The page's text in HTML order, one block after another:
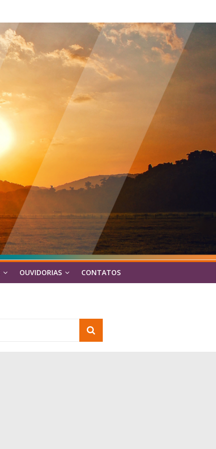
OUVIDORIAS CONTATOS